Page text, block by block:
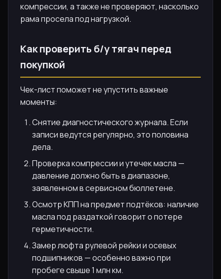
компрессии, а также не проверяют, насколько
рама просела под нагрузкой.
Как проверить б/у тягач перед
покупкой
Чек-лист поможет не упустить важные
моменты:
Снятие диагностического журнала. Если
записи ведутся регулярно, это половина
дела.
Проверка компрессии и утечек масла —
давление должно быть в диапазоне,
заявленном в сервисном бюллетене.
Осмотр КПП на предмет подтёков: наличие
масла под раздаткой говорит о потере
герметичности.
Замер люфта рулевой рейки и осевых
подшипников — особенно важно при
пробеге свыше 1 млн км.